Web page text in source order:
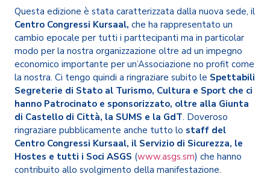
Questa edizione è stata caratterizzata dalla nuova sede, il
Centro Congressi Kursaal, che ha rappresentato un
cambio epocale per tutti i parttecipanti ma in particolar
modo per la nostra organizzazione oltre ad un impegno
economico importante per un’Associazione no profit come
la nostra. Ci tengo quindi a ringraziare subito le Spettabili
Segreterie di Stato al Turismo, Cultura e Sport che ci
hanno Patrocinato e sponsorizzato, oltre alla Giunta
di Castello di Città, la SUMS e la GdT. Doveroso
ringraziare pubblicamente anche tutto lo staff del
Centro Congressi Kursaal, il Servizio di Sicurezza, le
Hostes e tutti i Soci ASGS (www.asgs.sm) che hanno
contribuito allo svolgimento della manifestazione.